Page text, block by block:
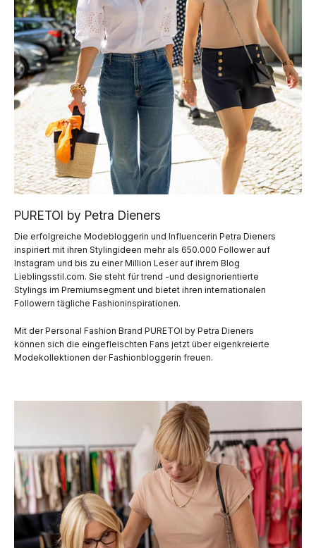
PURETOI by Petra Dieners
Die erfolgreiche Modebloggerin und Influencerin Petra Dieners
inspiriert mit ihren Stylingideen mehr als 650.000 Follower auf
Instagram und bis zu einer Million Leser auf ihrem Blog
Lieblingsstil.com. Sie steht für trend -und designorientierte
Stylings im Premiumsegment und bietet ihren internationalen
Followern tägliche Fashioninspirationen.
Mit der Personal Fashion Brand PURETOI by Petra Dieners
können sich die eingefleischten Fans jetzt über eigenkreierte
Modekollektionen der Fashionbloggerin freuen.